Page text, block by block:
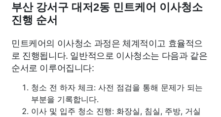
부산 강서구 대저2동 민트케어 이사청소
진행 순서
민트케어의 이사청소 과정은 체계적이고 효율적으
로 진행됩니다. 일반적으로 이사청소는 다음과 같은
순서로 이루어집니다:
청소 전 하자 체크: 사전 점검을 통해 문제가 되는
부분을 기록합니다.
이사 및 입주 청소 진행: 화장실, 침실, 주방, 거실